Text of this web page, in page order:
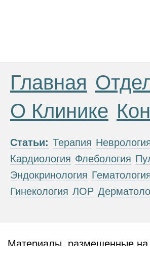
Главная
О Клинике
Статьи: Терапия
Кардиология Флебология
Эндокринология
Гинекология ЛОР
Материалы, размещенные на